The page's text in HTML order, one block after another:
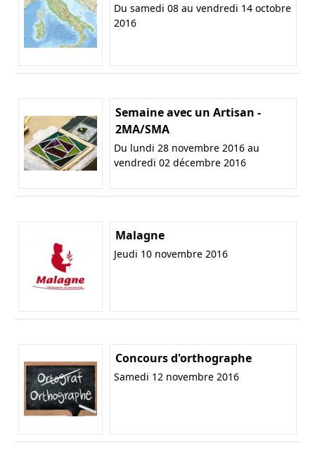
Du samedi 08 au vendredi 14 octobre
2016
Semaine avec un Artisan -
2MA/SMA
Du lundi 28 novembre 2016 au
vendredi 02 décembre 2016
Malagne
Jeudi 10 novembre 2016
Concours d'orthographe
Samedi 12 novembre 2016